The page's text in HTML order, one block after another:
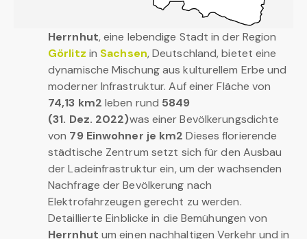
Herrnhut, eine lebendige Stadt in der Region
Görlitz in Sachsen, Deutschland, bietet eine
dynamische Mischung aus kulturellem Erbe und
moderner Infrastruktur. Auf einer Fläche von
74,13 km2 leben rund 5849
(31. Dez. 2022)was einer Bevölkerungsdichte
von 79 Einwohner je km2 Dieses florierende
städtische Zentrum setzt sich für den Ausbau
der Ladeinfrastruktur ein, um der wachsenden
Nachfrage der Bevölkerung nach
Elektrofahrzeugen gerecht zu werden.
Detaillierte Einblicke in die Bemühungen von
Herrnhut um einen nachhaltigen Verkehr und in